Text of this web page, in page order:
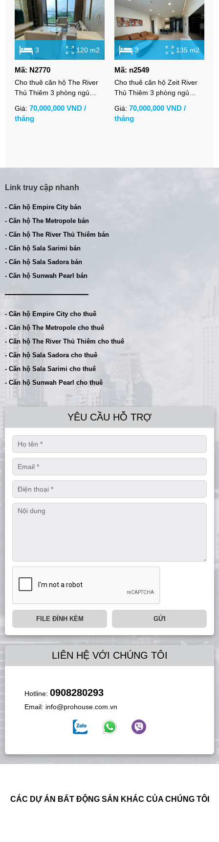
3 120 m2
Mã: N2770
Cho thuê căn hộ The River
Thủ Thiêm 3 phòng ngủ
cấp
Giá: 70,000,000 VND /
tháng
3 135 m2
Mã: n2549
Cho thuê căn hộ Zeit River
Thủ Thiêm 3 phòng ngủ
đại
Giá: 70,000,000 VND /
tháng
Link truy cập nhanh
- Căn hộ Empire City bán
- Căn hộ The Metropole bán
- Căn hộ The River Thủ Thiêm bán
- Căn hộ Sala Sarimi bán
- Căn hộ Sala Sadora bán
- Căn hộ Sunwah Pearl bán
- Căn hộ Empire City cho thuê
- Căn hộ The Metropole cho thuê
- Căn hộ The River Thủ Thiêm cho thuê
- Căn hộ Sala Sadora cho thuê
- Căn hộ Sala Sarimi cho thuê
- Căn hộ Sunwah Pearl cho thuê
YÊU CẦU HỖ TRỢ
FILE ĐÍNH KÈM GỬI
LIÊN HỆ VỚI CHÚNG TÔI
Hotline: 0908280293
Email: info@prohouse.com.vn
CÁC DỰ ÁN BẤT ĐỘNG SẢN KHÁC CỦA CHÚNG TÔI